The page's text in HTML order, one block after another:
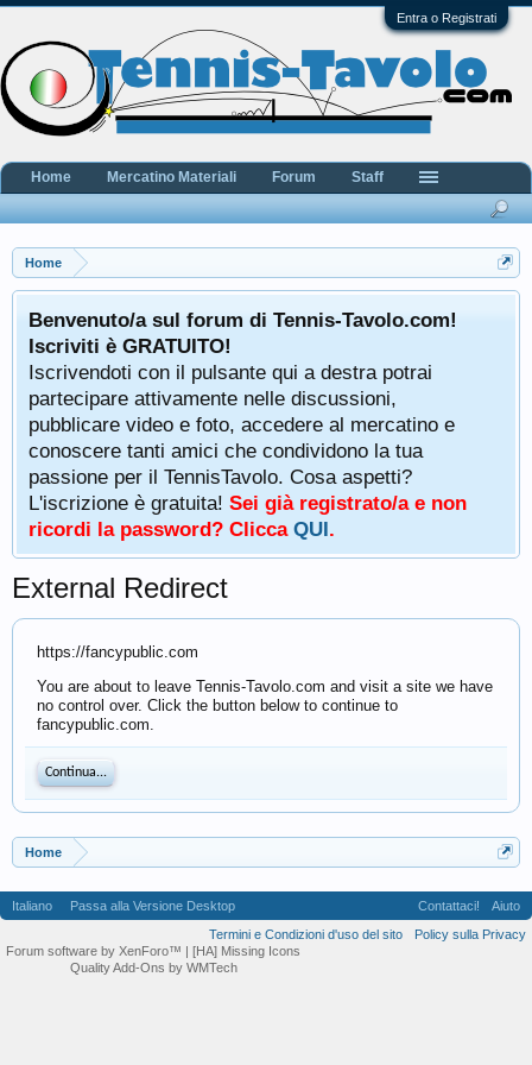
Entra o Registrati
Home
Benvenuto/a sul forum di Tennis-Tavolo.com!
Iscriviti è GRATUITO!
Iscrivendoti con il pulsante qui a destra potrai
partecipare attivamente nelle discussioni,
pubblicare video e foto, accedere al mercatino e
conoscere tanti amici che condividono la tua
passione per il TennisTavolo. Cosa aspetti?
L'iscrizione è gratuita! Sei già registrato/a e non
ricordi la password? Clicca QUI.
External Redirect
https://fancypublic.com
You are about to leave Tennis-Tavolo.com and visit a site we have
no control over. Click the button below to continue to
fancypublic.com.
Continua...
Home
Home Mercatino Materiali Forum Staff
Italiano Passa alla Versione Desktop Contattaci!
Aiuto
Termini e Condizioni d'uso del sito
Policy sulla Privacy
Forum software by XenForo™ | [HA] Missing Icons
Quality Add-Ons by WMTech